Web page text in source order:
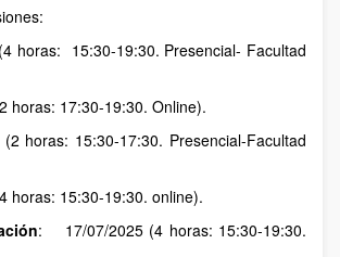
horas: 15:30-19:30. Presencial- Facultad
17:30-19:30. Online).
horas: 15:30-17:30. Presencial-Facultad
15:30-19:30. online).
: 17/07/2025 (4 horas: 15:30-19:30.